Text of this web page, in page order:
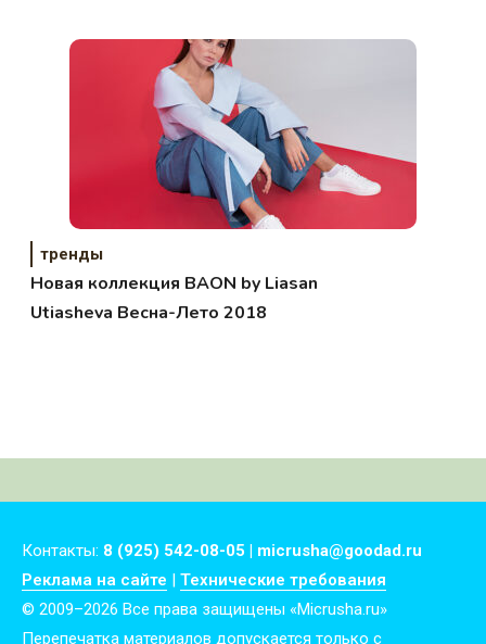
тренды
Новая коллекция BAON by Liasan
Utiasheva Весна-Лето 2018
Контакты: 8 (925) 542-08-05 | micrusha@goodad.ru
Реклама на сайте | Технические требования
© 2009–2026 Все права защищены «Micrusha.ru»
Перепечатка материалов допускается только с